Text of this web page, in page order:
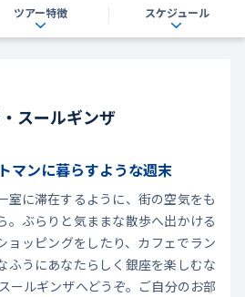
ツアー特徴 スケジュール
スールギンザ
マンに暮らすような週末
室に滞在するように、街の空気をも
。ぶらりと気ままな散歩へ出かける
ョッピングをしたり、カフェでラン
ふうにあなたらしく銀座を楽しむな
ールギンザへどうぞ。ご自分のお部